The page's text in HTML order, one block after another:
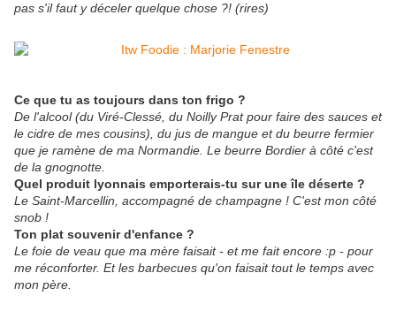
pas s'il faut y déceler quelque chose ?! (rires)
Ce que tu as toujours dans ton frigo ?
De l'alcool (du Viré-Clessé, du Noilly Prat pour faire des sauces et
le cidre de mes cousins), du jus de mangue et du beurre fermier
que je ramène de ma Normandie. Le beurre Bordier à côté c'est
de la gnognotte.
Quel produit lyonnais emporterais-tu sur une île déserte ?
Le Saint-Marcellin, accompagné de champagne ! C'est mon côté
snob !
Ton plat souvenir d'enfance ?
Le foie de veau que ma mère faisait - et me fait encore :p - pour
me réconforter. Et les barbecues qu'on faisait tout le temps avec
mon père.